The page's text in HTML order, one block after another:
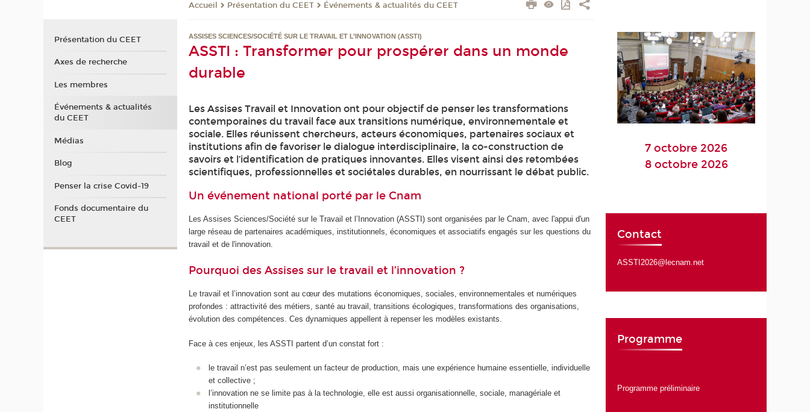
Accueil Présentation du CEET Événements & actualités du CEET
ASSISES SCIENCES/SOCIÉTÉ SUR LE TRAVAIL ET L’INNOVATION (ASSTI)
ASSTI : Transformer pour prospérer dans un monde
durable
Les Assises Travail et Innovation ont pour objectif de penser les transformations
contemporaines du travail face aux transitions numérique, environnementale et
sociale. Elles réunissent chercheurs, acteurs économiques, partenaires sociaux et
institutions afin de favoriser le dialogue interdisciplinaire, la co-construction de
savoirs et l’identification de pratiques innovantes. Elles visent ainsi des retombées
scientifiques, professionnelles et sociétales durables, en nourrissant le débat public.
Un événement national porté par le Cnam
Les Assises Sciences/Société sur le Travail et l’Innovation (ASSTI) sont organisées par le Cnam, avec l'appui d'un
large réseau de partenaires académiques, institutionnels, économiques et associatifs engagés sur les questions du
travail et de l'innovation.
Pourquoi des Assises sur le travail et l’innovation ?
Le travail et l’innovation sont au cœur des mutations économiques, sociales, environnementales et numériques
profondes : attractivité des métiers, santé au travail, transitions écologiques, transformations des organisations,
évolution des compétences. Ces dynamiques appellent à repenser les modèles existants.
Face à ces enjeux, les ASSTI partent d’un constat fort :
le travail n’est pas seulement un facteur de production, mais une expérience humaine essentielle, individuelle
et collective ;
l’innovation ne se limite pas à la technologie, elle est aussi organisationnelle, sociale, managériale et
institutionnelle
7 octobre 2026
8 octobre 2026
Contact
ASSTI2026@lecnam.net
Programme
Programme préliminaire
Présentation du CEET
Axes de recherche
Les membres
Événements & actualités
du CEET
Médias
Blog
Penser la crise Covid-19
Fonds documentaire du
CEET